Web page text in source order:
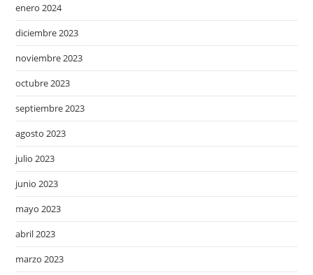
enero 2024
diciembre 2023
noviembre 2023
octubre 2023
septiembre 2023
agosto 2023
julio 2023
junio 2023
mayo 2023
abril 2023
marzo 2023